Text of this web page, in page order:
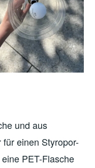
und aus
einen Styropor-
PET-Flasche